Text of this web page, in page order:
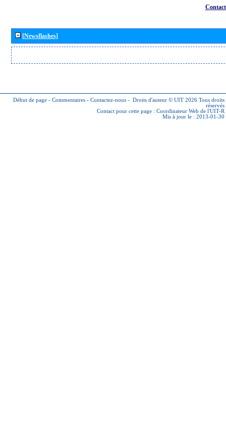
[Newsflashes]
Début de page - Commentaires - Contactez-nous - Droits d'auteur © UIT 2026 Tous droits
réservés
Contact pour cette page : Coordinateur Web de l'UIT-R
Mis à jour le : 2013-01-30